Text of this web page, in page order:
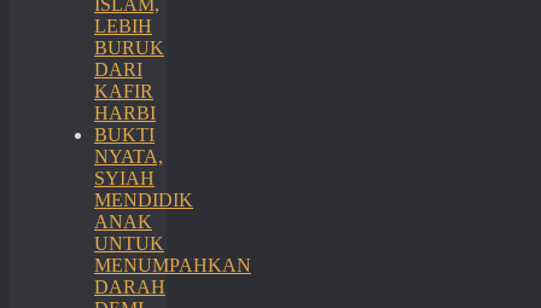
LEBIH
BURUK
DARI
KAFIR
HARBI
BUKTI
NYATA,
SYIAH
MENDIDIK
ANAK
UNTUK
MENUMPAHKAN
DARAH